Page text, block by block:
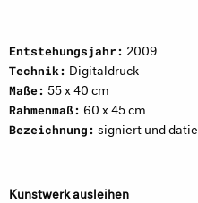
Entstehungsjahr: 2009
Technik: Digitaldruck
Maße: 55 x 40 cm
Rahmenmaß: 60 x 45 cm
Bezeichnung: signiert und
Kunstwerk ausleihen